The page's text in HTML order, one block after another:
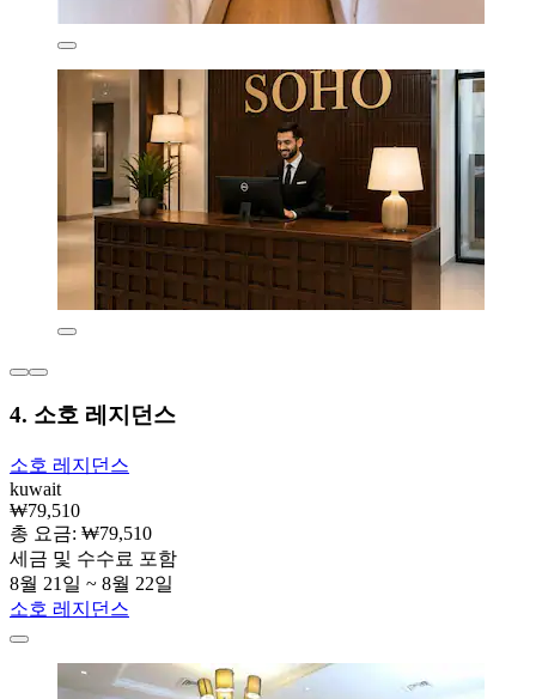
4. 소호 레지던스
소호 레지던스
kuwait
₩79,510
총 요금: ₩79,510
세금 및 수수료 포함
8월 21일 ~ 8월 22일
소호 레지던스